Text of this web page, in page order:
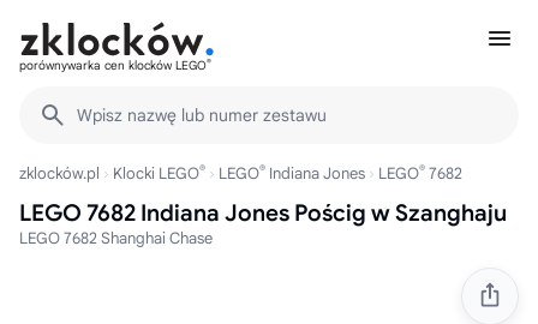
porównywarka cen klocków LEGO®
Wpisz nazwę lub numer zestawu
zklocków.pl Klocki LEGO® LEGO® Indiana Jones LEGO® 7682
LEGO 7682 Indiana Jones Pościg w Szanghaju
LEGO 7682 Shanghai Chase